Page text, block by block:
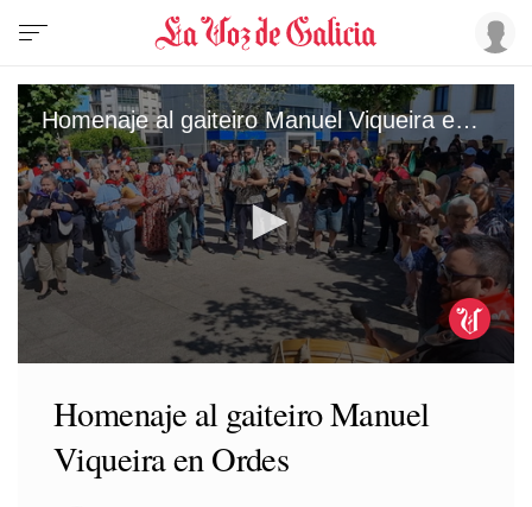
Homenaje al gaiteiro Manuel Viqueira en Ordes
seconds
Homenaje al gaiteiro Manuel
Viqueira en Ordes